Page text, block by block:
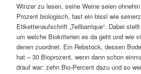
Winzer zu lesen, seine Weine seien
Prozent biologisch, fast ein bissl wie
Etikettenaufschrift „Teilbarrique“. Dabei
um welche Biokriterien es da geht und wie
denen zuordnet. Ein Rebstock, dessen
hat – 30 Bioprozent, wenn dann schon
drauf war: zehn Bio-Percent dazu und so